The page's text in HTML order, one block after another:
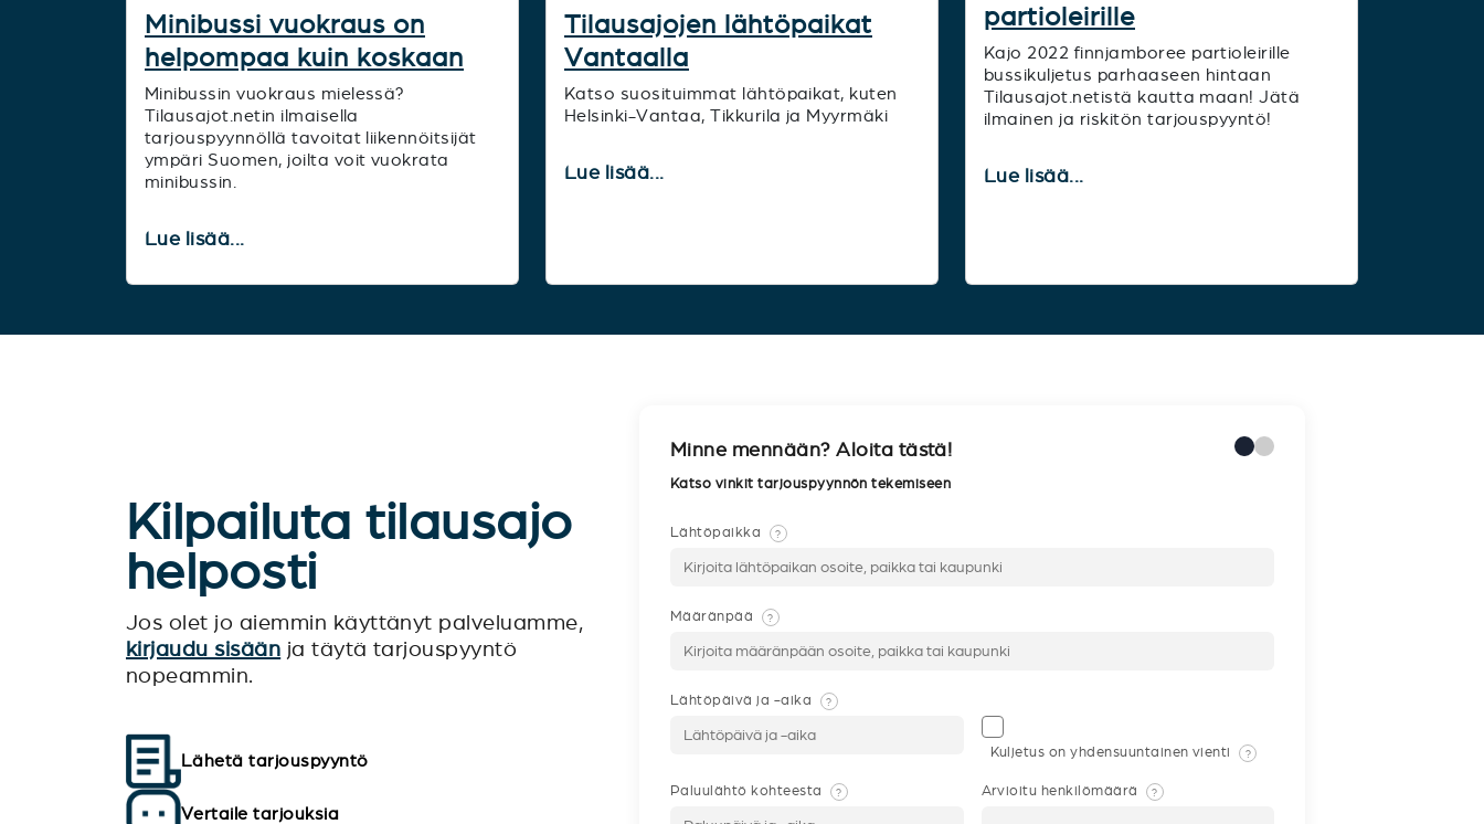
Minibussi vuokraus on
helpompaa kuin koskaan
Minibussin vuokraus mielessä?
Tilausajot.netin ilmaisella
tarjouspyynnöllä tavoitat liikennöitsijät
ympäri Suomen, joilta voit vuokrata
minibussin.
Lue lisää...
Tilausajojen lähtöpaikat
Vantaalla
Katso suosituimmat lähtöpaikat, kuten
Helsinki-Vantaa, Tikkurila ja Myyrmäki
Lue lisää...
partioleirille
Kajo 2022 finnjamboree partioleirille
bussikuljetus parhaaseen hintaan
Tilausajot.netistä kautta maan! Jätä
ilmainen ja riskitön tarjouspyyntö!
Lue lisää...
Kilpailuta tilausajo
helposti
Jos olet jo aiemmin käyttänyt palveluamme,
kirjaudu sisään ja täytä tarjouspyyntö
nopeammin.
Lähetä tarjouspyyntö
Vertaile tarjouksia
Minne mennään? Aloita tästä!
Katso vinkit tarjouspyynnön tekemiseen
Lähtöpaikka ?
Määränpää ?
Lähtöpäivä ja -aika ?
Kuljetus on yhdensuuntainen vienti ?
Paluulähtö kohteesta ? Arvioitu henkilömäärä ?